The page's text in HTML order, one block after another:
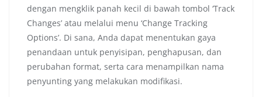
dengan mengklik panah kecil di bawah tombol ‘Track
Changes’ atau melalui menu ‘Change Tracking
Options’. Di sana, Anda dapat menentukan gaya
penandaan untuk penyisipan, penghapusan, dan
perubahan format, serta cara menampilkan nama
penyunting yang melakukan modifikasi.